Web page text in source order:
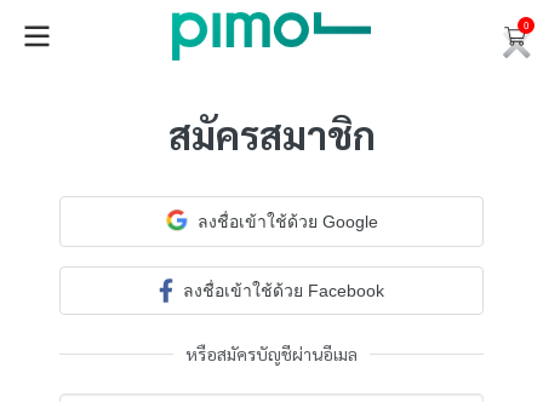
0
สมัครสมาชิก
ลงชื่อเข้าใช้ด้วย Google
ลงชื่อเข้าใช้ด้วย Facebook
หรือสมัครบัญชีผ่านอีเมล